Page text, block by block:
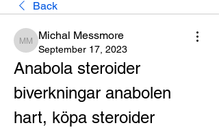
Back
Michal Messmore
Michal Messmore
September 17, 2023
Anabola steroider
biverkningar anabolen
hart, köpa steroider